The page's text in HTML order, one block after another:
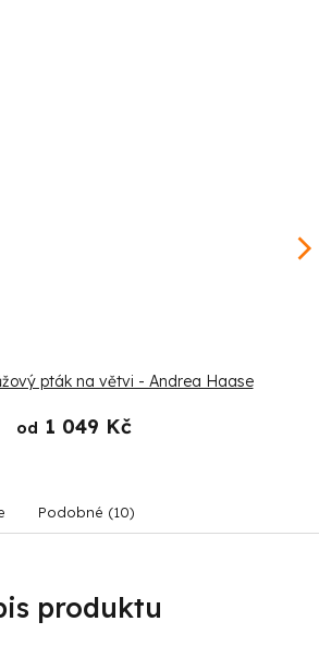
pták na větvi - Andrea Haase
od 1 049 Kč
Podobné (10)
produktu